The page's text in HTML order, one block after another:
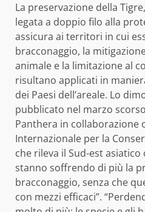
La preservazione della
legata a doppio filo alla
assicura ai territori in cui
bracconaggio, la
animale e la limitazione al
risultano applicati in
dei Paesi dell’areale. Lo
pubblicato nel marzo
Panthera in collaborazione
Internazionale per la
che rileva il Sud-est asiatico
stanno soffrendo di più la
bracconaggio, senza che
con mezzi efficaci”.